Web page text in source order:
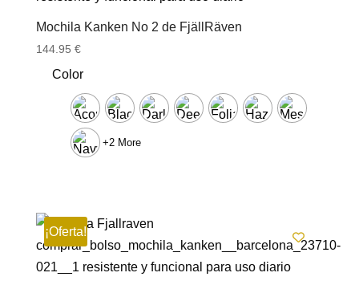
Mochila Kanken No 2 de FjällRäven
144.95 €
Color
+2 More
¡Oferta!